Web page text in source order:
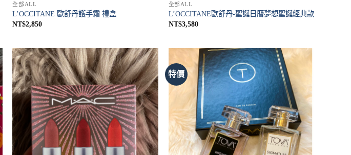
全部ALL
L’OCCITANE 歐舒丹護手霜 禮盒
NT$2,850
全部ALL
L’OCCITANE歐舒丹-聖誕日曆夢想聖誕經典款
NT$3,580
特價